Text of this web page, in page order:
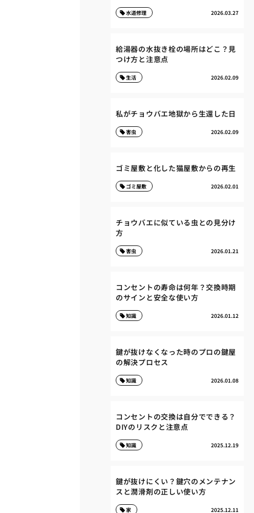
2026.03.27
水道修理
給湯器の水抜き栓の場所はどこ？見
つけ方と注意点
2026.02.09
生活
私がチョウバエ地獄から生還した日
2026.02.09
害虫
ゴミ屋敷と化した猫屋敷からの再生
2026.02.01
ゴミ屋敷
チョウバエに似ている虫との見分け
方
2026.01.21
害虫
コンセントの寿命は何年？交換時期
のサインと安全な使い方
2026.01.12
知識
鍵が抜けなくなった時のプロの鍵屋
の解決プロセス
2026.01.08
知識
コンセントの交換は自分でできる？
DIYのリスクと注意点
2025.12.19
知識
鍵が抜けにくい？鍵穴のメンテナン
スと潤滑剤の正しい使い方
2025.12.11
家